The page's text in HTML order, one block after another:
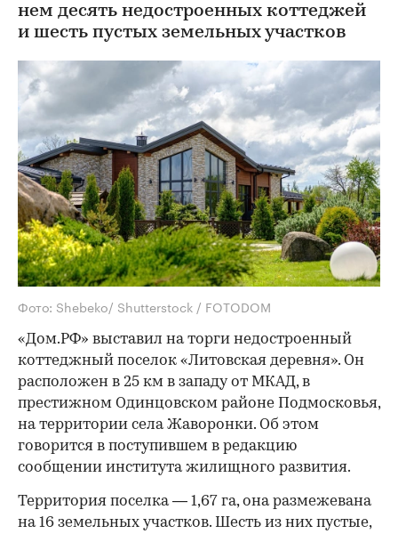
нем десять недостроенных коттеджей
и шесть пустых земельных участков
Фото: Shebeko/ Shutterstock / FOTODOM
«Дом.РФ» выставил на торги недостроенный
коттеджный поселок «Литовская деревня». Он
расположен в 25 км в западу от МКАД, в
престижном Одинцовском районе Подмосковья,
на территории села Жаворонки. Об этом
говорится в поступившем в редакцию
сообщении института жилищного развития.
Территория поселка — 1,67 га, она размежевана
на 16 земельных участков. Шесть из них пустые,